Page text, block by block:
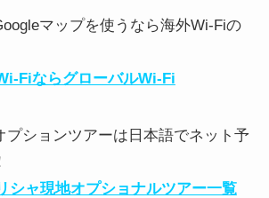
マップを使うなら海外Wi-Fiの
FiならグローバルWi-Fi
プションツアーは日本語でネット予
シャ現地オプショナルツアー一覧